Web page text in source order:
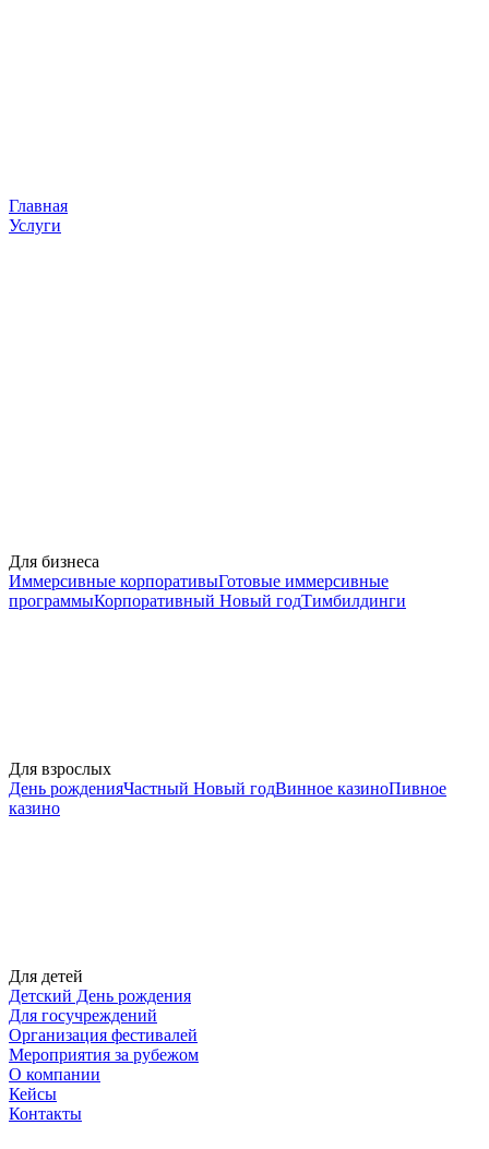
Главная
Услуги
Для бизнеса
Иммерсивные корпоративыГотовые иммерсивные
программыКорпоративный Новый годТимбилдинги
Для взрослых
День рожденияЧастный Новый годВинное казиноПивное
казино
Для детей
Детский День рождения
Для госучреждений
Организация фестивалей
Мероприятия за рубежом
О компании
Кейсы
Контакты